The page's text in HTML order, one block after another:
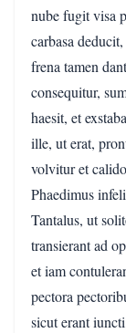
nube fugit visa
carbasa
frena tamen
consequitur,
haesit, et
ille, ut erat,
volvitur et
Phaedimus
Tantalus, ut
transierant ad
et iam
pectora
sicut erant